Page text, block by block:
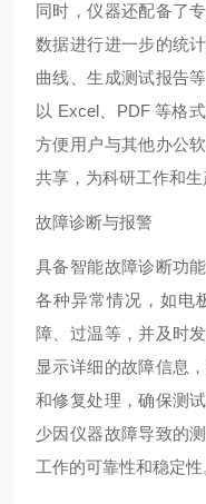
同时，仪器还配备了
数据进行进一步的统
曲线、生成测试报告
以 Excel、PDF 等格
方便用户与其他办公
共享，为科研工作和生
故障诊断与报警
具备智能故障诊断功
各种异常情况，如电
障、过温等，并及时
显示详细的故障信息
和修复处理，确保测
少因仪器故障导致的
工作的可靠性和稳定性